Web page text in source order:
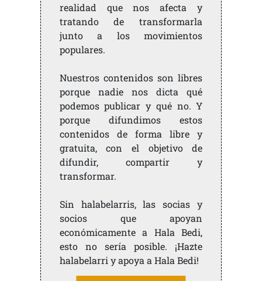
realidad que nos afecta y
tratando de transformarla
junto a los movimientos
populares.
Nuestros contenidos son libres
porque nadie nos dicta qué
podemos publicar y qué no. Y
porque difundimos estos
contenidos de forma libre y
gratuita, con el objetivo de
difundir, compartir y
transformar.
Sin halabelarris, las socias y
socios que apoyan
económicamente a Hala Bedi,
esto no sería posible. ¡Hazte
halabelarri y apoya a Hala Bedi!